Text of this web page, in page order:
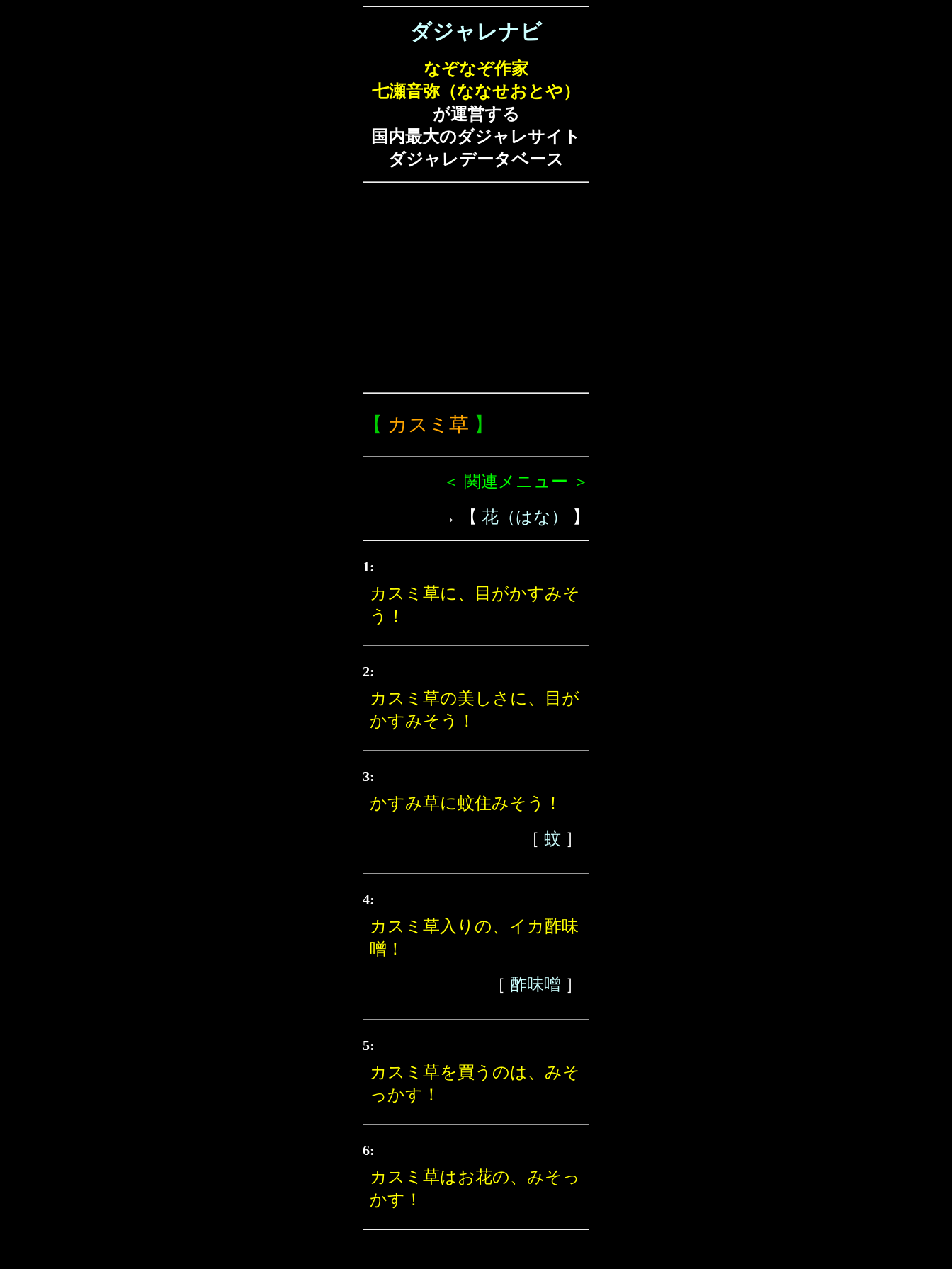
ダジャレナビ
なぞなぞ作家
七瀬音弥（ななせおとや）
が運営する
国内最大のダジャレサイト
ダジャレデータベース
【 カスミ草 】
＜ 関連メニュー ＞
→ 【 花（はな） 】
1:
カスミ草に、目がかすみそ
う！
2:
カスミ草の美しさに、目が
かすみそう！
3:
かすみ草に蚊住みそう！
［ 蚊 ］
4:
カスミ草入りの、イカ酢味
噌！
［ 酢味噌 ］
5:
カスミ草を買うのは、みそ
っかす！
6:
カスミ草はお花の、みそっ
かす！